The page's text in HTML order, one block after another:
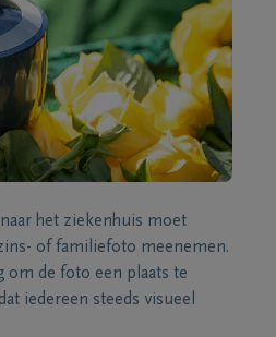
het ziekenhuis moet
of familiefoto meenemen.
om de foto een plaats te
iedereen steeds visueel